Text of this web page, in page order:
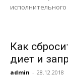
Как
диет и
admin - 28.12.2018